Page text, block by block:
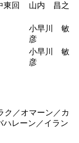
回
山内 昌之
小早川 敏
彦
小早川 敏
彦
ク／オマーン／カ
ハレーン／イラン